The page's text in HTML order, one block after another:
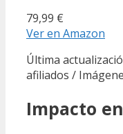
79,99 €
Ver en Amazon
Última
afiliados /
Impacto